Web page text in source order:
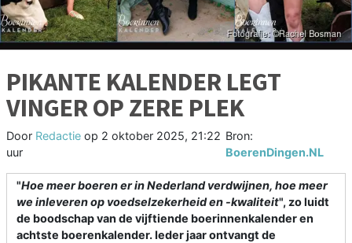
PIKANTE KALENDER LEGT
VINGER OP ZERE PLEK
Door Redactie op 2 oktober 2025, 21:22
uur
Bron:
BoerenDingen.NL
"Hoe meer boeren er in Nederland verdwijnen, hoe meer
we inleveren op voedselzekerheid en -kwaliteit", zo luidt
de boodschap van de vijftiende boerinnenkalender en
achtste boerenkalender. Ieder jaar ontvangt de